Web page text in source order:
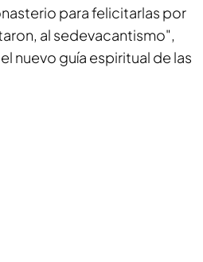
para felicitarlas por
al sedevacantismo",
nuevo guía espiritual de las